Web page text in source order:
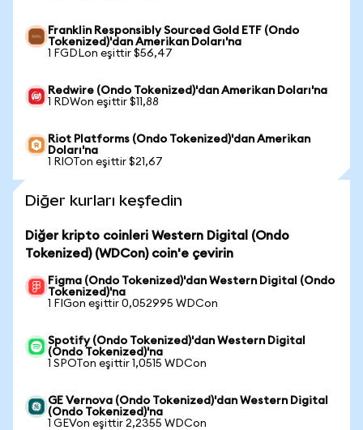
Franklin Responsibly Sourced Gold ETF (Ondo
Tokenized)'dan Amerikan Doları'na
1 FGDLon eşittir $56,47
Redwire (Ondo Tokenized)'dan Amerikan Doları'na
1 RDWon eşittir $11,88
Riot Platforms (Ondo Tokenized)'dan Amerikan
Doları'na
1 RIOTon eşittir $21,67
Diğer kurları keşfedin
Diğer kripto coinleri Western Digital (Ondo
Tokenized) (WDCon) coin'e çevirin
Figma (Ondo Tokenized)'dan Western Digital (Ondo
Tokenized)'na
1 FIGon eşittir 0,052995 WDCon
Spotify (Ondo Tokenized)'dan Western Digital
(Ondo Tokenized)'na
1 SPOTon eşittir 1,0515 WDCon
GE Vernova (Ondo Tokenized)'dan Western Digital
(Ondo Tokenized)'na
1 GEVon eşittir 2,2355 WDCon